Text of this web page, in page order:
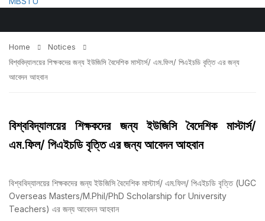
Home
Notices
বিশ্ববিদ্যালয়ের শিক্ষকদের জন্য ইউজিসি বৈদেশিক মাস্টার্স/ এম.ফিল/ পিএইচডি বৃত্তি এর জন্য
আবেদন আহবান
বিশ্ববিদ্যালয়ের শিক্ষকদের জন্য ইউজিসি বৈদেশিক মাস্টার্স/
এম.ফিল/ পিএইচডি বৃত্তি এর জন্য আবেদন আহবান
বিশ্ববিদ্যালয়ের শিক্ষকদের জন্য ইউজিসি বৈদেশিক মাস্টার্স/ এম.ফিল/ পিএইচডি বৃত্তি (UGC
Overseas Masters/M.Phil/PhD Scholarship for University
Teachers) এর জন্য আবেদন আহবান